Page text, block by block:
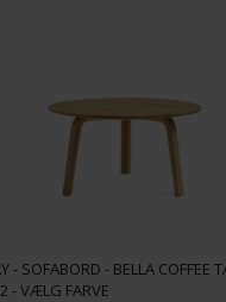
- SOFABORD - BELLA COFFEE
- VÆLG FARVE